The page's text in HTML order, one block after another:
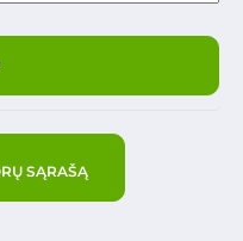
SĄRAŠĄ